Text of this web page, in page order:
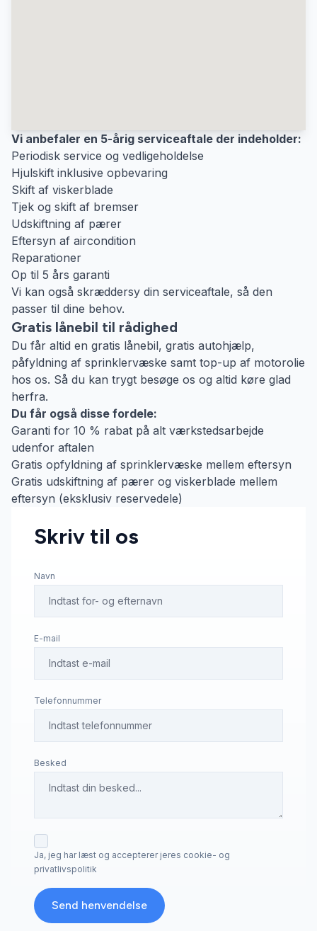
Vi anbefaler en 5-årig serviceaftale der indeholder:
Periodisk service og vedligeholdelse
Hjulskift inklusive opbevaring
Skift af viskerblade
Tjek og skift af bremser
Udskiftning af pærer
Eftersyn af aircondition
Reparationer
Op til 5 års garanti
Vi kan også skræddersy din serviceaftale, så den
passer til dine behov.
Gratis lånebil til rådighed
Du får altid en gratis lånebil, gratis autohjælp,
påfyldning af sprinklervæske samt top-up af motorolie
hos os. Så du kan trygt besøge os og altid køre glad
herfra.
Du får også disse fordele:
Garanti for 10 % rabat på alt værkstedsarbejde
udenfor aftalen
Gratis opfyldning af sprinklervæske mellem eftersyn
Gratis udskiftning af pærer og viskerblade mellem
eftersyn (eksklusiv reservedele)
Skriv til os
Navn
E-mail
Telefonnummer
Besked
Ja, jeg har læst og accepterer jeres cookie- og
privatlivspolitik
Send henvendelse